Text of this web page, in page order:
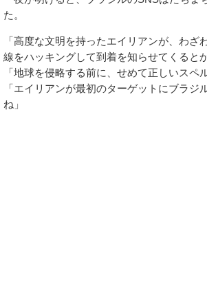
イメージ画像 Created with AI
「宇宙人はSNSがお好き？」 ネ